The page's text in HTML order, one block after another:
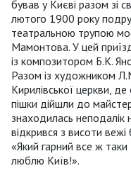
бував у Києві разом зі
лютого 1900 року
театральною трупою
Мамонтова. У цей
із композитором Б.К.
Разом із художником
Кирилівської церкви,
пішки дійшли до
знаходилась
відкрився з висоти вежі
«Який гарний все ж
люблю Київ!».